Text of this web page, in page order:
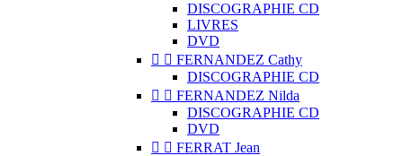
DISCOGRAPHIE CD
LIVRES
DVD
  FERNANDEZ Cathy
DISCOGRAPHIE CD
  FERNANDEZ Nilda
DISCOGRAPHIE CD
DVD
  FERRAT Jean